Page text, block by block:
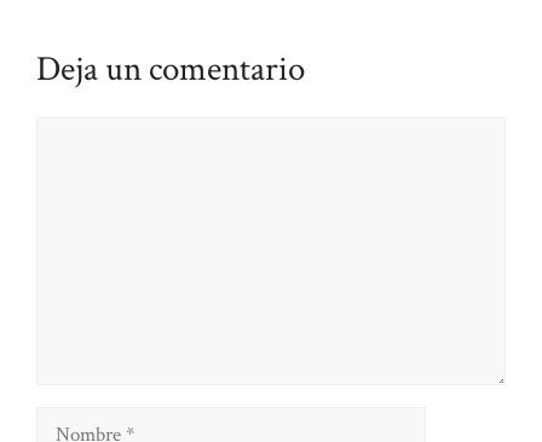
Deja un comentario
Nombre